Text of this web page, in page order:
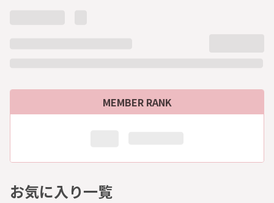
MEMBER RANK
お気に入り一覧